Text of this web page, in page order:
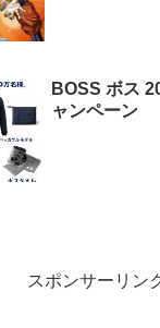
BOSS ボス
ャンペーン
スポンサーリン